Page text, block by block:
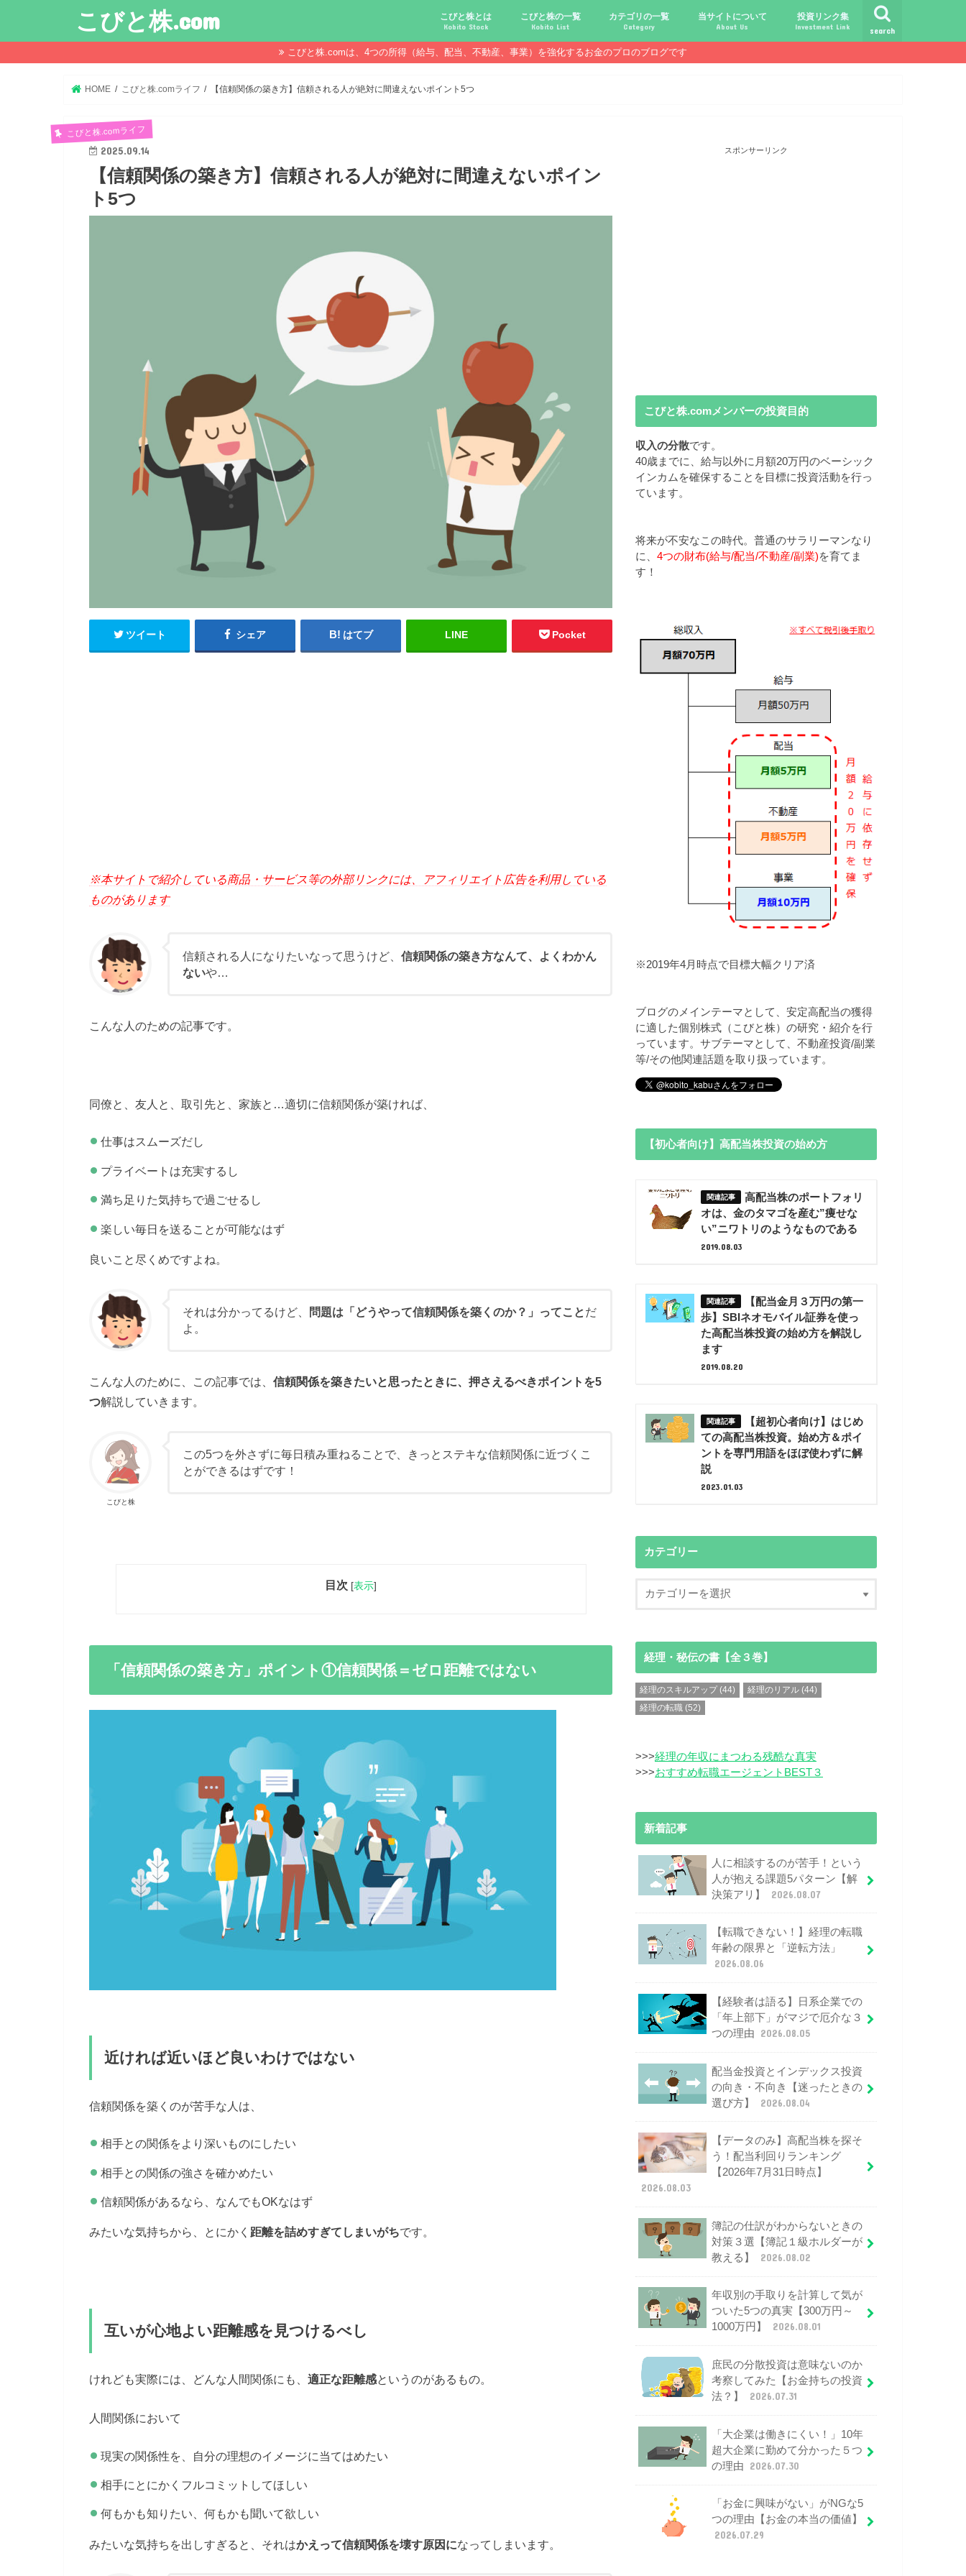
こびと株.com search
こびと株とは
Kobito Stock
こびと株投資を始める前に マジメなだけじゃ報われない時代？
配当金が守る、今-老後-子供達！
配当金があればこんなに遊べる！
債券・投信・中古１Rとの違い
口座開設！こびと探しの旅へ！
必ず知っておきたい専門用語集
こびと株の10条件
こびと株のメリット,デメリット
こびと株の投資10原則
こびと株投資のモデル紹介
こびと株の一覧
Kobito List
こびとNo.2169 CDS
こびとNo.4762 エックスネット
こびとNo.7751 キヤノン
こびとNo.7820 ニホンフラッシュ
こびとNo.7921 宝印刷
こびとNo.9986 蔵王産業
カテゴリの一覧
Category
こびと株.comライフ
給与ハック
副業ハック
配当金ハック
年金ハック
倹約ハック
当サイトについて
About Us
投資リンク集
Investment Link
こびと株.comは、4つの所得（給与、配当、不動産、事業）を強化するお金のプロのブログです
HOME こびと株.comライフ 【信頼関係の築き方】信頼される人が絶対に間違えないポイント5つ
こびと株.comライフ
2025.09.14
【信頼関係の築き方】信頼される人が絶対に間違えないポイン
ト5つ
ツイート シェア はてブ LINE Pocket
※本サイトで紹介している商品・サービス等の外部リンクには、アフィリエイト広告を利用している
ものがあります
信頼される人になりたいなって思うけど、信頼関係の築き方なんて、よくわかん
ないや…
こんな人のための記事です。
同僚と、友人と、取引先と、家族と…適切に信頼関係が築ければ、
仕事はスムーズだし
プライベートは充実するし
満ち足りた気持ちで過ごせるし
楽しい毎日を送ることが可能なはず
良いこと尽くめですよね。
それは分かってるけど、 問題は「どうやって信頼関係を築くのか？」ってことだ
よ。
こんな人のために、この記事では、 信頼関係を築きたいと思ったときに、押さえるべきポイントを5
つ解説していきます。
こびと株
この5つを外さずに毎日積み重ねることで、きっとステキな信頼関係に近づくこ
とができるはずです！
目次 [表示]
「信頼関係の築き方」ポイント①信頼関係＝ゼロ距離ではない
近ければ近いほど良いわけではない
信頼関係を築くのが苦手な人は、
相手との関係をより深いものにしたい
相手との関係の強さを確かめたい
信頼関係があるなら、なんでもOKなはず
みたいな気持ちから、とにかく 距離を詰めすぎてしまいがちです。
互いが心地よい距離感を見つけるべし
けれども実際には、どんな人間関係にも、 適正な距離感というのがあるもの。
人間関係において
現実の関係性を、自分の理想のイメージに当てはめたい
相手にとにかくフルコミットしてほしい
何もかも知りたい、何もかも聞いて欲しい
みたいな気持ちを出しすぎると、それはかえって信頼関係を壊す原因になってしまいます。
スポンサーリンク
こびと株.comメンバーの投資目的
収入の分散です。
40歳までに、給与以外に月額20万円のベーシック
インカムを確保することを目標に投資活動を行っ
ています。
将来が不安なこの時代。普通のサラリーマンなり
に、 4つの財布(給与/配当/不動産/副業)を育てま
す！
※2019年4月時点で目標大幅クリア済
ブログのメインテーマとして、安定高配当の獲得
に適した個別株式（こびと株）の研究・紹介を行
っています。サブテーマとして、不動産投資/副業
等/その他関連話題を取り扱っています。
【初心者向け】高配当株投資の始め方
高配当株のポートフォリ
オは、金のタマゴを産む”痩せな
い”ニワトリのようなものである
2019.08.03
【配当金月３万円の第一
歩】SBIネオモバイル証券を使っ
た高配当株投資の始め方を解説し
ます
2019.08.20
【超初心者向け】はじめ
ての高配当株投資。始め方＆ポイ
ントを専門用語をほぼ使わずに解
説
2023.01.03
カテゴリー
経理・秘伝の書【全３巻】
経理のスキルアップ (44) 経理のリアル (44)
経理の転職 (52)
>>>経理の年収にまつわる残酷な真実
>>>おすすめ転職エージェントBEST３
新着記事
人に相談するのが苦手！という
人が抱える課題5パターン【解
決策アリ】
2026.08.07
【転職できない！】経理の転職
年齢の限界と「逆転方法」
2026.08.06
【経験者は語る】日系企業での
「年上部下」がマジで厄介な３
つの理由
2026.08.05
配当金投資とインデックス投資
の向き・不向き【迷ったときの
選び方】
2026.08.04
【データのみ】高配当株を探そ
う！配当利回りランキング
【2026年7月31日時点】
2026.08.03
簿記の仕訳がわからないときの
対策３選【簿記１級ホルダーが
教える】
2026.08.02
年収別の手取りを計算して気が
ついた5つの真実【300万円～
1000万円】
2026.08.01
庶民の分散投資は意味ないのか
考察してみた【お金持ちの投資
法？】
2026.07.31
「大企業は働きにくい！」10年
超大企業に勤めて分かった５つ
の理由
2026.07.30
「お金に興味がない」がNGな5
つの理由【お金の本当の価値】
2026.07.29